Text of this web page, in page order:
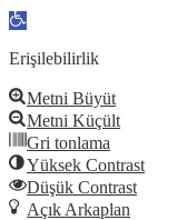
Open
Erişilebilirlik
Metni Büyüt
Metni Küçült
Gri tonlama
Yüksek Contrast
Düşük Contrast
Açık Arkaplan